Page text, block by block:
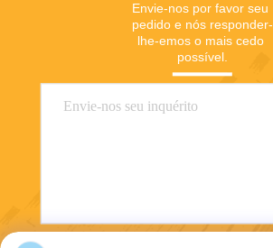
Envie-nos por favor seu
pedido e nós responder-
lhe-emos o mais cedo
possível.